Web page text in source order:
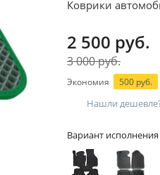
Коврики
2 500 руб.
3 000 руб.
Экономия 500 руб.
Нашли
Вариант